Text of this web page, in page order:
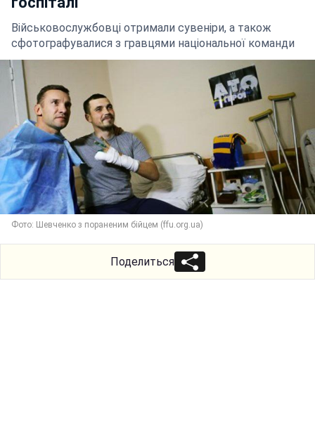
Військовослужбовці отримали сувеніри, а також
сфотографувалися з гравцями національної команди
Фото: Шевченко з пораненим бійцем (ffu.org.ua)
Поделиться